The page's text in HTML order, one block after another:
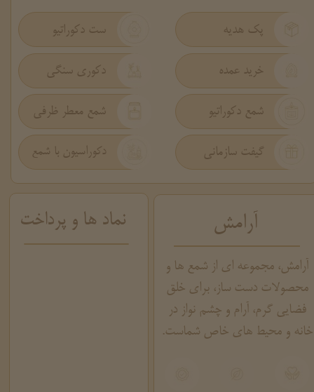
شمع معطر ظرفی
گیفت سازمانی دکوراسیون با شمع
شمع دکوراتیو
دکوری سنگی
پک هدیه ست دکوراتیو
خرید عمده
نماد ها و پرداخت آرامش
آرامش، مجموعه ای از شمع ها و
محصولات دست ساز، برای خلق
فضایی گرم، آرام و چشم نواز در
خانه و محیط های خاص شماست.